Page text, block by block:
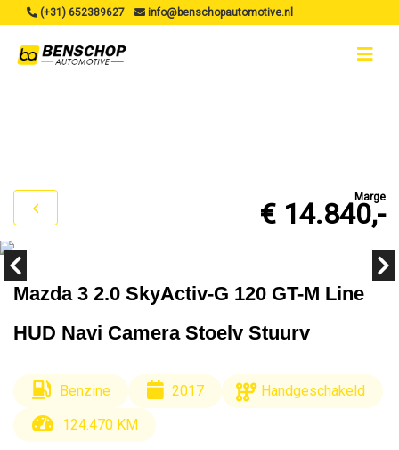
(+31) 652389627 info@benschopautomotive.nl
Marge
€ 14.840,-
Mazda 3 2.0 SkyActiv-G 120 GT-M Line
HUD Navi Camera Stoelv Stuurv
Benzine 2017
Handgeschakeld
124.470 KM